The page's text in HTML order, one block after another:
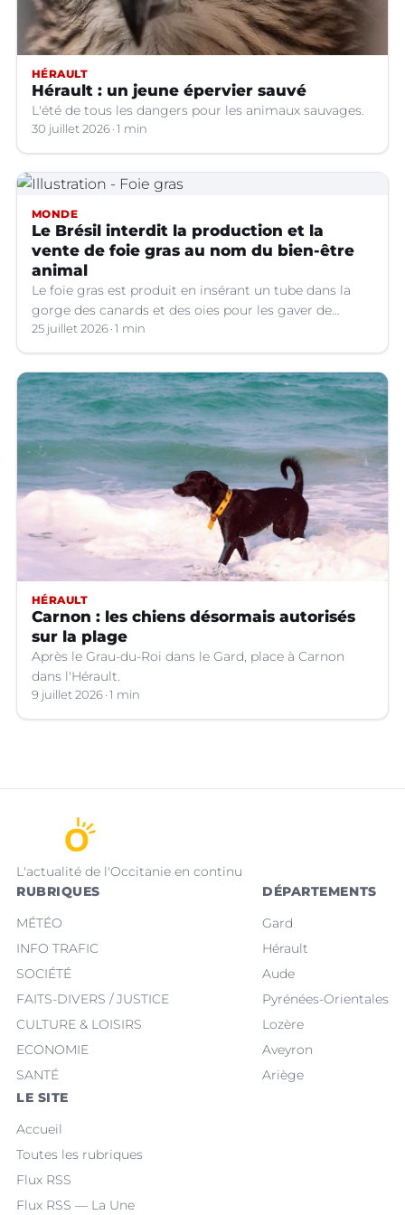
HÉRAULT
Hérault : un jeune épervier sauvé
L'été de tous les dangers pour les animaux sauvages.
30 juillet 2026 1 min
MONDE
Le Brésil interdit la production et la
vente de foie gras au nom du bien-être
animal
Le foie gras est produit en insérant un tube dans la
gorge des canards et des oies pour les gaver de
grandes quantités de nourriture, ce qui provoque une
hypertrophie rapide du foie, organe dont on tire le
produit.
25 juillet 2026 1 min
HÉRAULT
Carnon : les chiens désormais autorisés
sur la plage
Après le Grau-du-Roi dans le Gard, place à Carnon
dans l'Hérault.
9 juillet 2026 1 min
L'actualité de l'Occitanie en continu
RUBRIQUES
MÉTÉO
INFO TRAFIC
SOCIÉTÉ
FAITS-DIVERS / JUSTICE
CULTURE & LOISIRS
ECONOMIE
SANTÉ
DÉPARTEMENTS
Gard
Hérault
Aude
Pyrénées-Orientales
Lozère
Aveyron
Ariège
LE SITE
Accueil
Toutes les rubriques
Flux RSS
Flux RSS — La Une